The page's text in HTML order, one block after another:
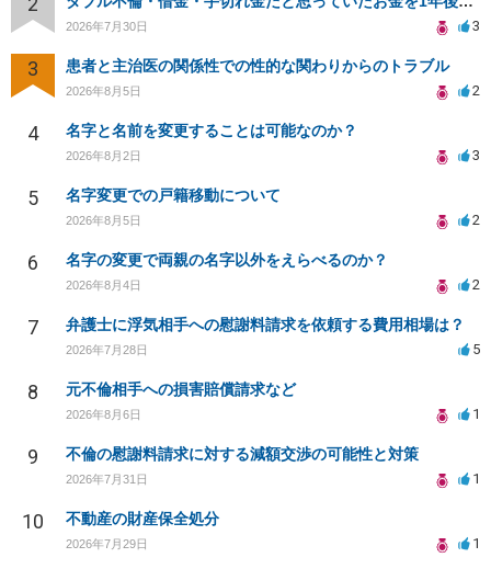
2026年7月30日 3
3 患者と主治医の関係性での性的な関わりからのトラブル
2026年8月5日 2
4 名字と名前を変更することは可能なのか？
2026年8月2日 3
5 名字変更での戸籍移動について
2026年8月5日 2
6 名字の変更で両親の名字以外をえらべるのか？
2026年8月4日 2
7 弁護士に浮気相手への慰謝料請求を依頼する費用相場は？
2026年7月28日 5
8 元不倫相手への損害賠償請求など
2026年8月6日 1
9 不倫の慰謝料請求に対する減額交渉の可能性と対策
2026年7月31日 1
10 不動産の財産保全処分
2026年7月29日 1